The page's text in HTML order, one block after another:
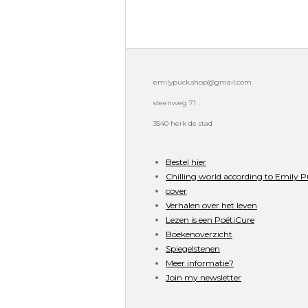
emilypuck.shop@gmail.com
steenweg 71
3540 herk de stad
Bestel hier
Chilling world according to Emily
cover
Verhalen over het leven
Lezen is een PoëtiCure
Boekenoverzicht
Spiegelstenen
Meer informatie?
Join my newsletter